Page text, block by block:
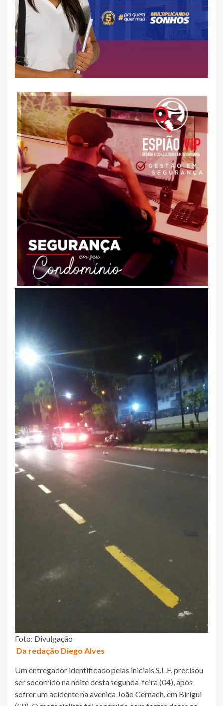
Foto: Divulgação
Da redação Diego Alves
Um entregador identificado pelas iniciais S.L.F, precisou
ser socorrido na noite desta segunda-feira (04), após
sofrer um acidente na avenida João Cernach, em Birigui